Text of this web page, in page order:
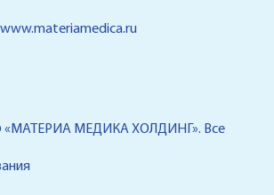
www.materiamedica.ru
МЕДИКА ХОЛДИНГ». Все